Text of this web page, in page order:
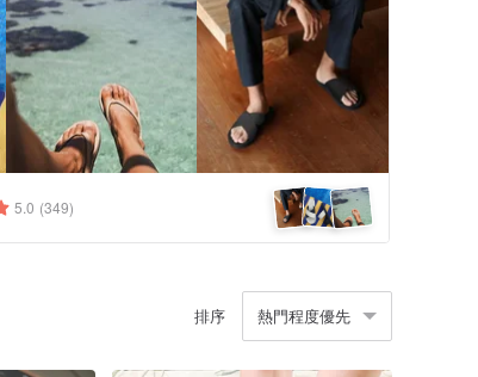
5.0 (349)
排序 熱門程度優先